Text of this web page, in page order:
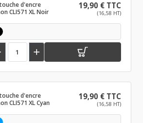
d'encre
CLI571 XL Noir
19,90 € TTC
(16,58 HT)

d'encre
CLI571 XL Cyan
19,90 € TTC
(16,58 HT)